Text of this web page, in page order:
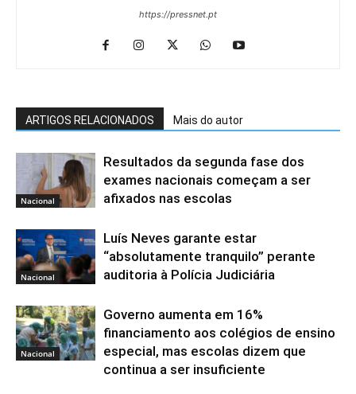
https://pressnet.pt
ARTIGOS RELACIONADOS Mais do autor
Nacional
Resultados da segunda fase dos
exames nacionais começam a ser
afixados nas escolas
Nacional
Luís Neves garante estar
“absolutamente tranquilo” perante
auditoria à Polícia Judiciária
Nacional
Governo aumenta em 16%
financiamento aos colégios de ensino
especial, mas escolas dizem que
continua a ser insuficiente